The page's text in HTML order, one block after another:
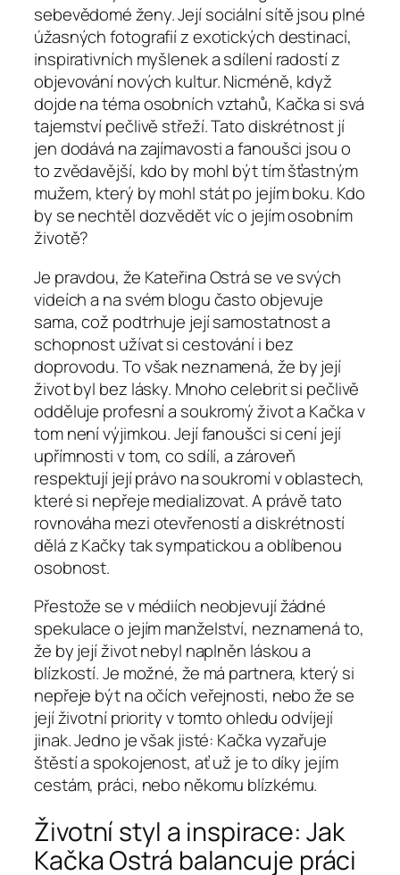
sebevědomé ženy. Její sociální sítě jsou plné
úžasných fotografií z exotických destinací,
inspirativních myšlenek a sdílení radostí z
objevování nových kultur. Nicméně, když
dojde na téma osobních vztahů, Kačka si svá
tajemství pečlivě střeží. Tato diskrétnost jí
jen dodává na zajímavosti a fanoušci jsou o
to zvědavější, kdo by mohl být tím šťastným
mužem, který by mohl stát po jejím boku. Kdo
by se nechtěl dozvědět víc o jejím osobním
životě?
Je pravdou, že Kateřina Ostrá se ve svých
videích a na svém blogu často objevuje
sama, což podtrhuje její samostatnost a
schopnost užívat si cestování i bez
doprovodu. To však neznamená, že by její
život byl bez lásky. Mnoho celebrit si pečlivě
odděluje profesní a soukromý život a Kačka v
tom není výjimkou. Její fanoušci si cení její
upřímnosti v tom, co sdílí, a zároveň
respektují její právo na soukromí v oblastech,
které si nepřeje medializovat. A právě tato
rovnováha mezi otevřeností a diskrétností
dělá z Kačky tak sympatickou a oblíbenou
osobnost.
Přestože se v médiích neobjevují žádné
spekulace o jejím manželství, neznamená to,
že by její život nebyl naplněn láskou a
blízkostí. Je možné, že má partnera, který si
nepřeje být na očích veřejnosti, nebo že se
její životní priority v tomto ohledu odvíjejí
jinak. Jedno je však jisté: Kačka vyzařuje
štěstí a spokojenost, ať už je to díky jejím
cestám, práci, nebo někomu blízkému.
Životní styl a inspirace: Jak
Kačka Ostrá balancuje práci